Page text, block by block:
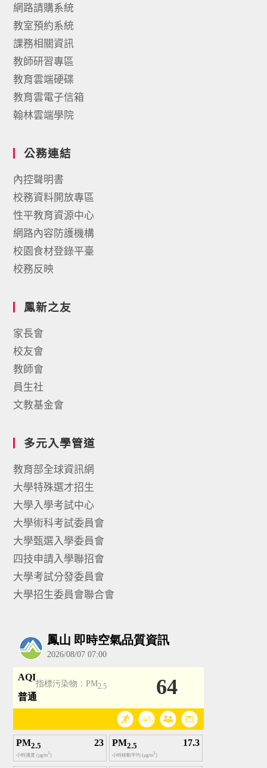
網路請購系統
教室預約系統
課務相關資訊
教師研習專區
教育雲端硬碟
教育雲電子信箱
翰林雲端學院
公務連結
內控聲明書
校務資料開放專區
性平教育資源中心
網路內容防護機構
校園食材登錄平臺
校務反映
鳳新之友
家長會
校友會
教師會
員生社
文教基金會
多元入學管道
教育部全球資訊網
大學特殊選才招生
大學入學考試中心
大學術科考試委員會
大學甄選入學委員會
四技申請入學聯招會
大學考試分發委員會
大學招生委員會聯合會